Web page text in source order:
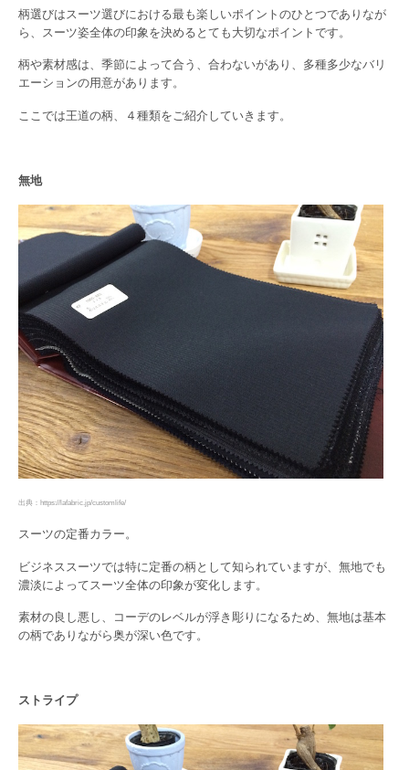
柄選びはスーツ選びにおける最も楽しいポイントのひとつでありなが
ら、スーツ姿全体の印象を決めるとても大切なポイントです。
柄や素材感は、季節によって合う、合わないがあり、多種多少なバリ
エーションの用意があります。
ここでは王道の柄、４種類をご紹介していきます。
無地
出典：https://lafabric.jp/customlife/
スーツの定番カラー。
ビジネススーツでは特に定番の柄として知られていますが、無地でも
濃淡によってスーツ全体の印象が変化します。
素材の良し悪し、コーデのレベルが浮き彫りになるため、無地は基本
の柄でありながら奥が深い色です。
ストライプ